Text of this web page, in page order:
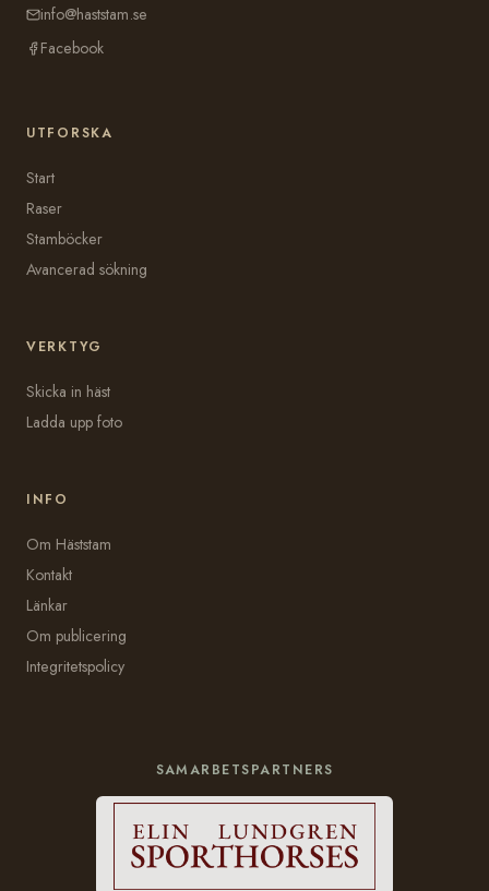
info@haststam.se
Facebook
UTFORSKA
Start
Raser
Stamböcker
Avancerad sökning
VERKTYG
Skicka in häst
Ladda upp foto
INFO
Om Häststam
Kontakt
Länkar
Om publicering
Integritetspolicy
SAMARBETSPARTNERS